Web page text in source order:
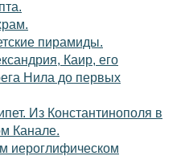
пирамиды.
Каир, его
Нила до первых
Из Константинополя в
Канале.
иероглифическом